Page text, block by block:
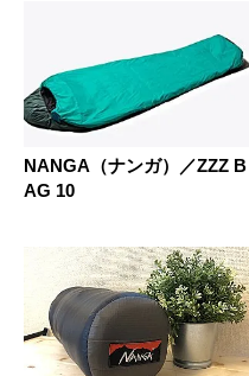
NANGA（ナンガ）／ZZZ B
AG 10